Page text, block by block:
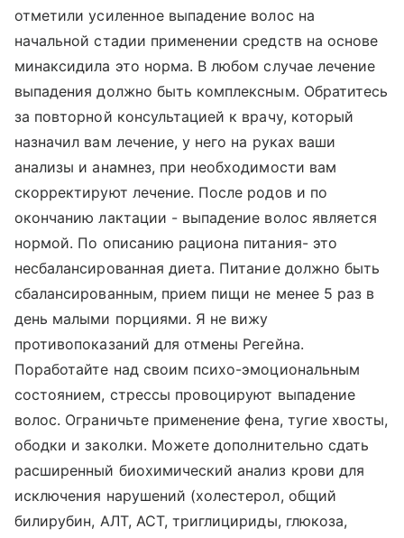
отметили усиленное выпадение волос на
начальной стадии применении средств на основе
минаксидила это норма. В любом случае лечение
выпадения должно быть комплексным. Обратитесь
за повторной консультацией к врачу, который
назначил вам лечение, у него на руках ваши
анализы и анамнез, при необходимости вам
скорректируют лечение. После родов и по
окончанию лактации - выпадение волос является
нормой. По описанию рациона питания- это
несбалансированная диета. Питание должно быть
сбалансированным, прием пищи не менее 5 раз в
день малыми порциями. Я не вижу
противопоказаний для отмены Регейна.
Поработайте над своим психо-эмоциональным
состоянием, стрессы провоцируют выпадение
волос. Ограничьте применение фена, тугие хвосты,
ободки и заколки. Можете дополнительно сдать
расширенный биохимический анализ крови для
исключения нарушений (холестерол, общий
билирубин, АЛТ, АСТ, триглицириды, глюкоза,